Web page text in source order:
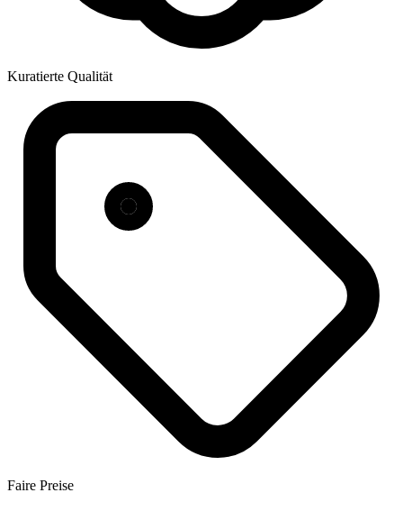
Kuratierte Qualität
Faire Preise